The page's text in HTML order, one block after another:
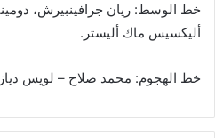
خط الوسط: ريان جرافينبيرش،
أليكسيس ماك أليستر.
خط الهجوم: محمد صلاح – لويس دياز